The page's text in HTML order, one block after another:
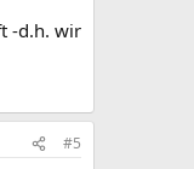
-d.h. wir
#5